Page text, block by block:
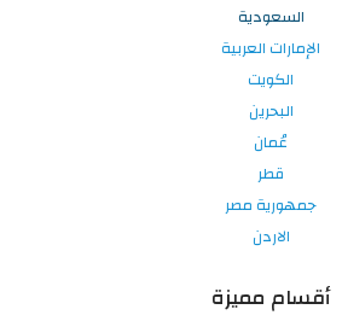
السعودية
الإمارات العربية
الكويت
البحرين
عُمان
قطر
جمهورية مصر
الاردن
أقسام مميزة